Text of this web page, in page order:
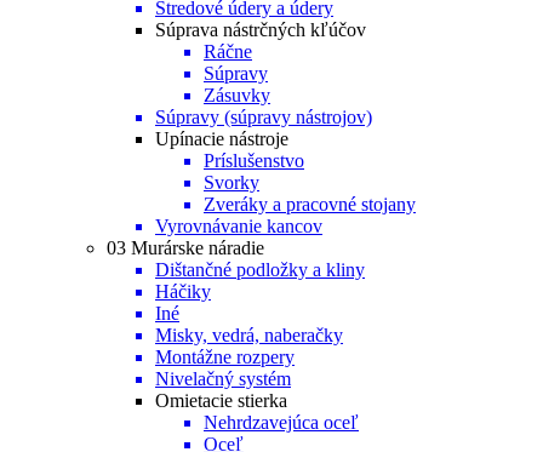
Stredové údery a údery
Súprava nástrčných kľúčov
Ráčne
Súpravy
Zásuvky
Súpravy (súpravy nástrojov)
Upínacie nástroje
Príslušenstvo
Svorky
Zveráky a pracovné stojany
Vyrovnávanie kancov
03 Murárske náradie
Dištančné podložky a kliny
Háčiky
Iné
Misky, vedrá, naberačky
Montážne rozpery
Nivelačný systém
Omietacie stierka
Nehrdzavejúca oceľ
Oceľ